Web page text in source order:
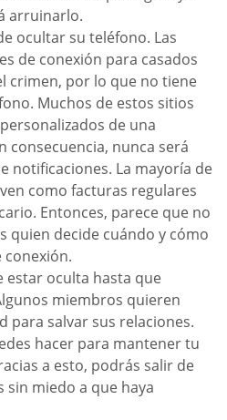
arruinarlo.
ocultar su teléfono. Las
de conexión para casados
crimen, por lo que no tiene
Muchos de estos sitios
de una
consecuencia, nunca será
notificaciones. La mayoría de
como facturas regulares
Entonces, parece que no
quien decide cuándo y cómo
conexión.
estar oculta hasta que
miembros quieren
para salvar sus relaciones.
hacer para mantener tu
a esto, podrás salir de
sin miedo a que haya